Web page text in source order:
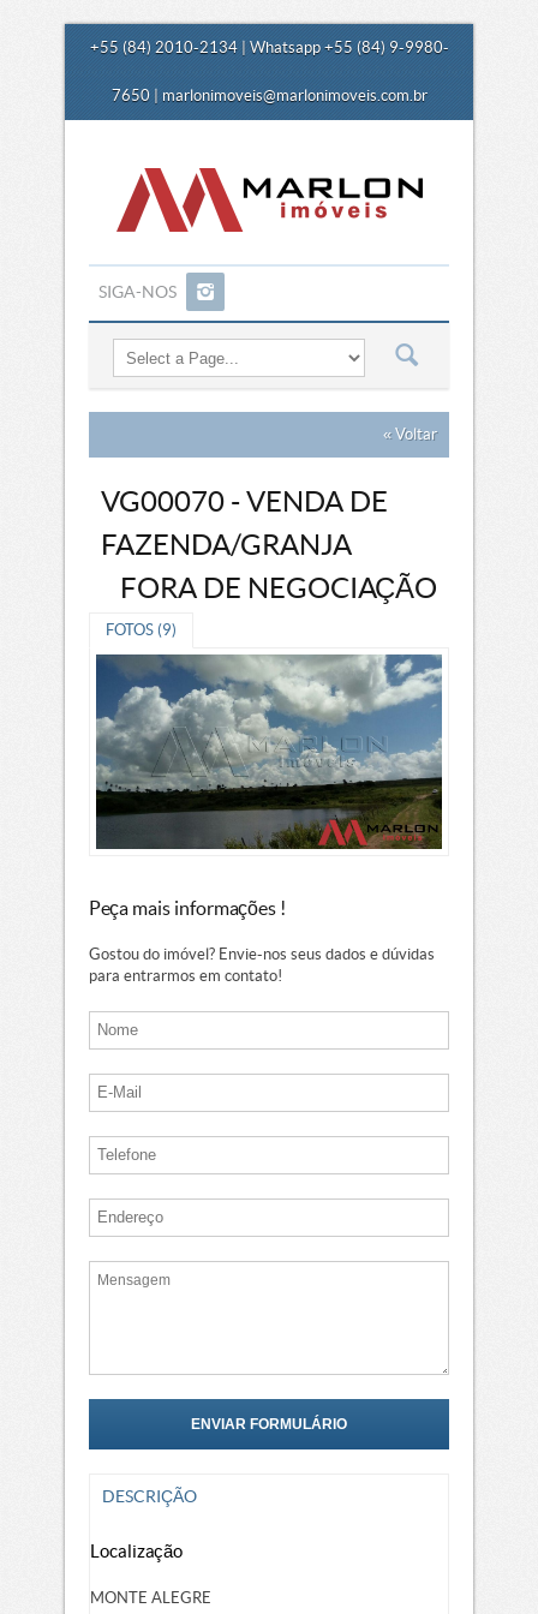
+55 (84) 2010-2134 | Whatsapp +55 (84) 9-9980-
7650 | marlonimoveis@marlonimoveis.com.br
SIGA-NOS
« Voltar
VG00070 - VENDA DE
FAZENDA/GRANJA
FORA DE NEGOCIAÇÃO
FOTOS (9)
Peça mais informações !
Gostou do imóvel? Envie-nos seus dados e dúvidas
para entrarmos em contato!
DESCRIÇÃO
Localização
MONTE ALEGRE